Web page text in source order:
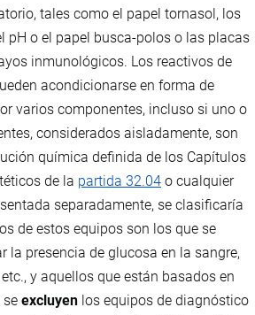
tales como el papel tornasol, los
pH o el papel busca-polos o las placas
inmunológicos. Los reactivos de
acondicionarse en forma de
varios componentes, incluso si uno o
considerados aisladamente, son
química definida de los Capítulos
de la partida 32.04 o cualquier
separadamente, se clasificaría
de estos equipos son los que se
la presencia de glucosa en la sangre,
y aquellos que están basados en
se excluyen los equipos de diagnóstico